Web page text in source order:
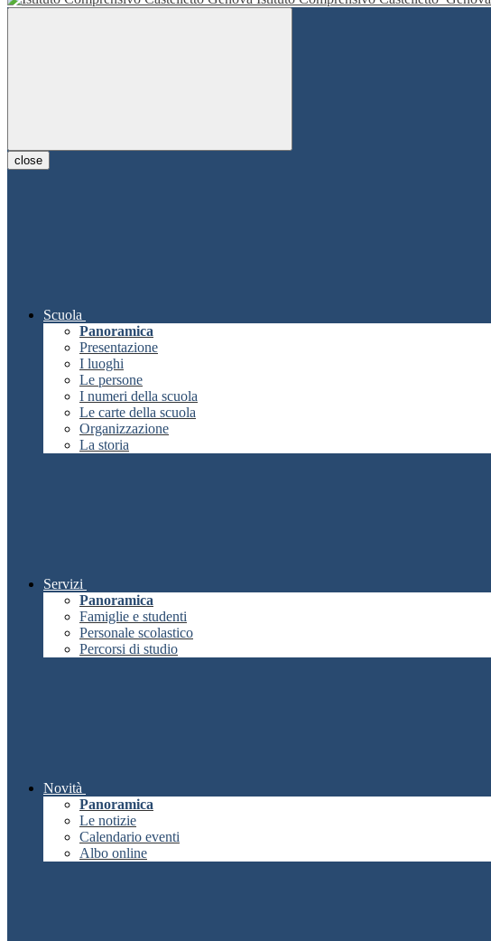
close
Scuola
Panoramica
Presentazione
I luoghi
Le persone
I numeri della scuola
Le carte della scuola
Organizzazione
La storia
Servizi
Panoramica
Famiglie e studenti
Personale scolastico
Percorsi di studio
Novità
Panoramica
Le notizie
Calendario eventi
Albo online